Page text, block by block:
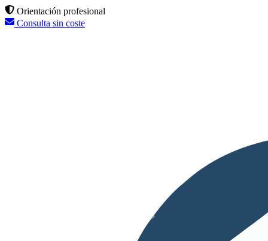
Orientación profesional
Consulta sin coste